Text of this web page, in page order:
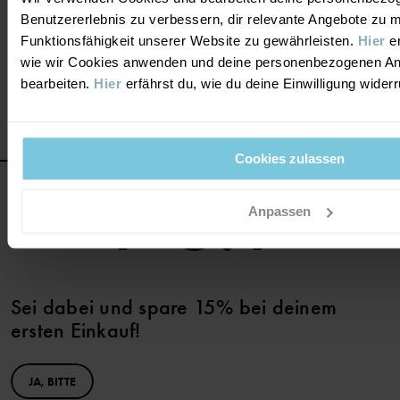
Benutzererlebnis zu verbessern, dir relevante Angebote zu
Funktionsfähigkeit unserer Website zu gewährleisten. Hier
wie wir Cookies anwenden und deine personenbezogenen
bearbeiten. Hier erfährst du, wie du deine Einwilligung
Cookies zulassen
Anpassen
oder Erkunden der Welt. Sie können auch unser passendes
Zubehör wie praktischeHüteoder kuscheligeFäustlinge
hinzufügen.
Sei dabei und spare 15% bei deinem
ersten Einkauf!
JA, BITTE